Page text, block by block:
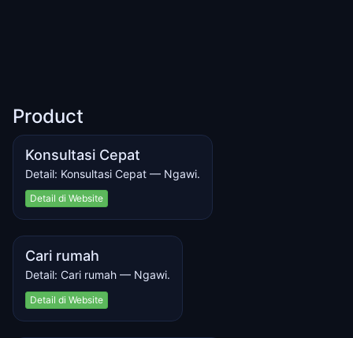
Product
Konsultasi Cepat
Detail: Konsultasi Cepat — Ngawi.
Detail di Website
Cari rumah
Detail: Cari rumah — Ngawi.
Detail di Website